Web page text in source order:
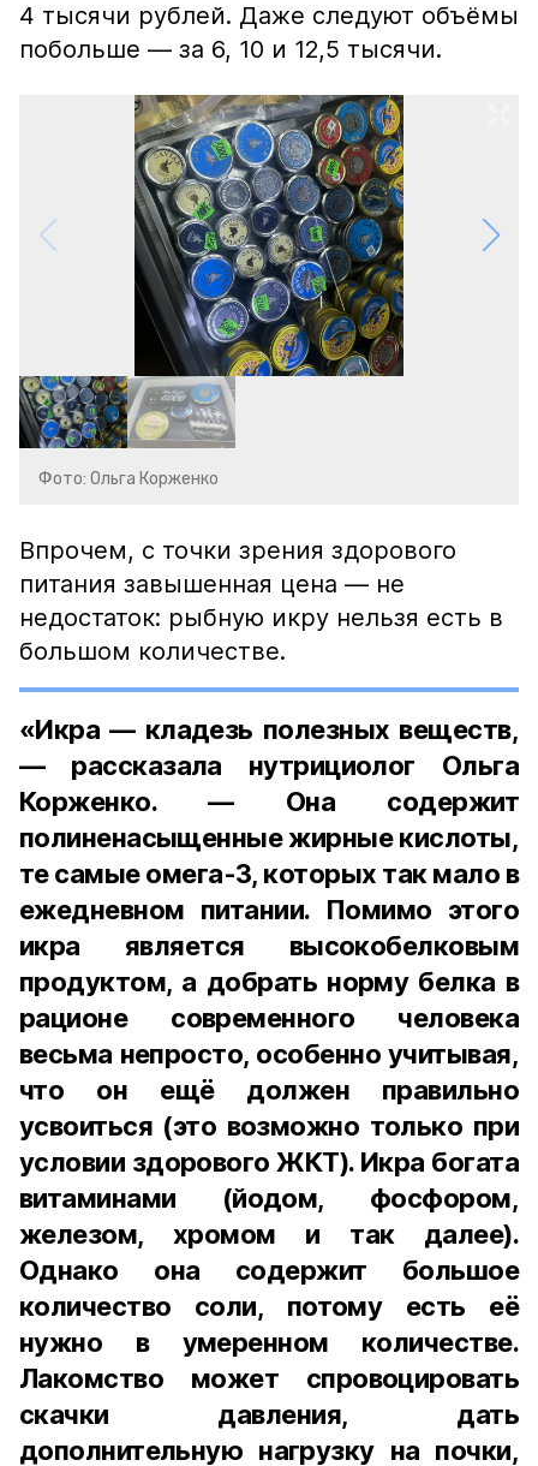
4 тысячи рублей. Даже следуют объёмы
побольше — за 6, 10 и 12,5 тысячи.
Фото: Ольга Корженко
Впрочем, с точки зрения здорового
питания завышенная цена — не
недостаток: рыбную икру нельзя есть в
большом количестве.
«Икра — кладезь полезных веществ,
— рассказала нутрициолог Ольга
Корженко. — Она содержит
полиненасыщенные жирные кислоты,
те самые омега-3, которых так мало в
ежедневном питании. Помимо этого
икра является высокобелковым
продуктом, а добрать норму белка в
рационе современного человека
весьма непросто, особенно учитывая,
что он ещё должен правильно
усвоиться (это возможно только при
условии здорового ЖКТ). Икра богата
витаминами (йодом, фосфором,
железом, хромом и так далее).
Однако она содержит большое
количество соли, потому есть её
нужно в умеренном количестве.
Лакомство может спровоцировать
скачки давления, дать
дополнительную нагрузку на почки,